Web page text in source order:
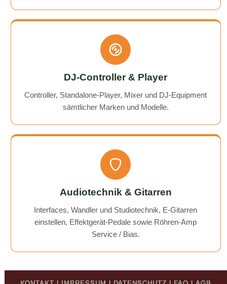
DJ-Controller & Player
Controller, Standalone-Player, Mixer und DJ-Equipment
sämtlicher Marken und Modelle.
Audiotechnik & Gitarren
Interfaces, Wandler und Studiotechnik, E-Gitarren
einstellen, Effektgerät-Pedale sowie Röhren-Amp
Service / Bias.